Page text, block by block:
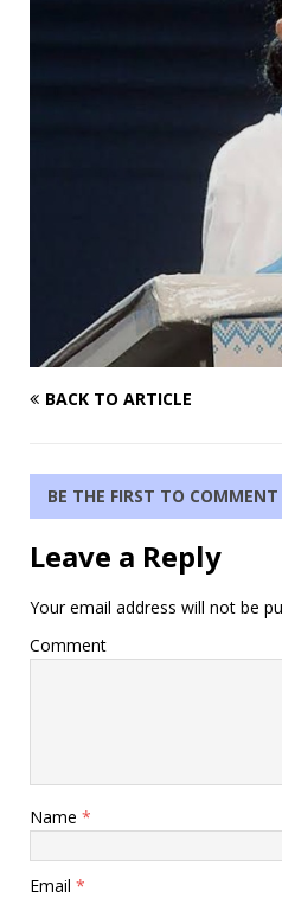
BACK TO ARTICLE
BE THE FIRST TO COMMENT
Leave a Reply
Your email address will not be
Comment
Name *
Email *